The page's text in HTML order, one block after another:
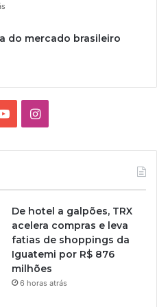
do mercado brasileiro
YouTubeInstagram
De hotel a galpões, TRX
acelera compras e leva
fatias de shoppings da
Iguatemi por R$ 876
milhões
6 horas atrás